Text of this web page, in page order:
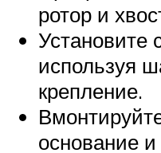
ротор и
Установите
используя
крепление.
основание